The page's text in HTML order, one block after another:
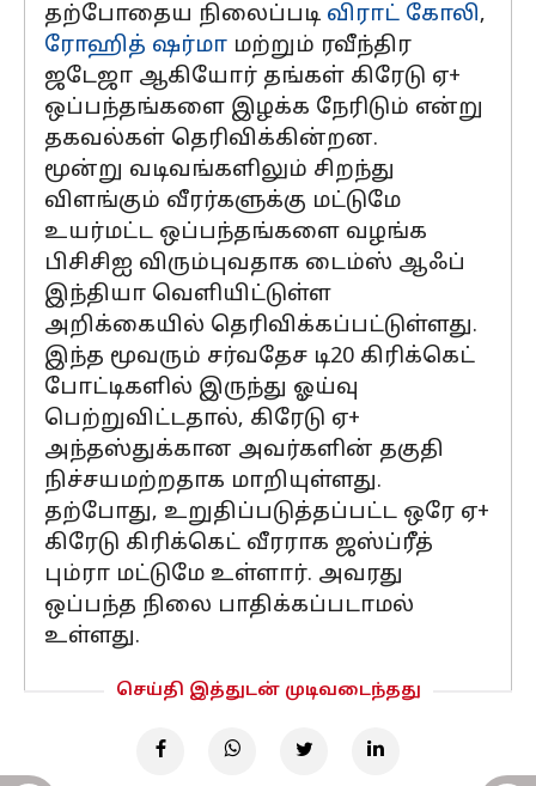
தற்போதைய நிலைப்படி விராட் கோலி,
ரோஹித் ஷர்மா மற்றும் ரவீந்திர
ஜடேஜா ஆகியோர் தங்கள் கிரேடு ஏ+
ஒப்பந்தங்களை இழக்க நேரிடும் என்று
தகவல்கள் தெரிவிக்கின்றன.
மூன்று வடிவங்களிலும் சிறந்து
விளங்கும் வீரர்களுக்கு மட்டுமே
உயர்மட்ட ஒப்பந்தங்களை வழங்க
பிசிசிஐ விரும்புவதாக டைம்ஸ் ஆஃப்
இந்தியா வெளியிட்டுள்ள
அறிக்கையில் தெரிவிக்கப்பட்டுள்ளது.
இந்த மூவரும் சர்வதேச டி20 கிரிக்கெட்
போட்டிகளில் இருந்து ஓய்வு
பெற்றுவிட்டதால், கிரேடு ஏ+
அந்தஸ்துக்கான அவர்களின் தகுதி
நிச்சயமற்றதாக மாறியுள்ளது.
தற்போது, ​​உறுதிப்படுத்தப்பட்ட ஒரே ஏ+
கிரேடு கிரிக்கெட் வீரராக ஜஸ்ப்ரீத்
பும்ரா மட்டுமே உள்ளார். அவரது
ஒப்பந்த நிலை பாதிக்கப்படாமல்
உள்ளது.
செய்தி இத்துடன் முடிவடைந்தது